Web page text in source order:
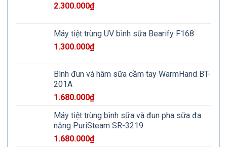
2.300.000₫
Máy tiệt trùng UV bình sữa Bearify F168
1.300.000₫
Bình đun và hâm sữa cầm tay WarmHand BT-
201A
1.680.000₫
Máy tiệt trùng bình sữa và đun pha sữa đa
năng PuriSteam SR-3219
1.680.000₫